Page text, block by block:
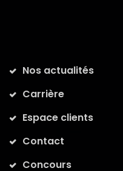
Nos actualités
Carrière
Espace clients
Contact
Concours